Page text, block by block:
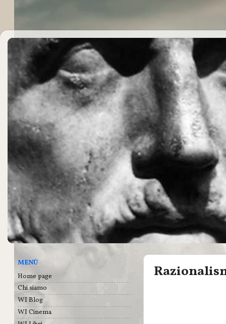
MENÙ
Home page
Chi siamo
WI Blog
WI Cinema